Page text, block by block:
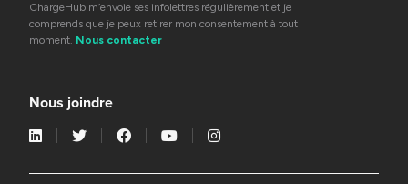
ChargeHub m’envoie ses infolettres régulièrement et je
comprends que je peux retirer mon consentement à tout
moment. Nous contacter
Nous joindre